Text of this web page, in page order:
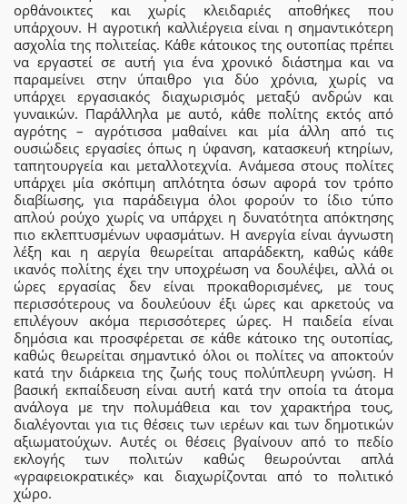
ορθάνοικτες και χωρίς κλειδαριές αποθήκες που
υπάρχουν. Η αγροτική καλλιέργεια είναι η σημαντικότερη
ασχολία της πολιτείας. Κάθε κάτοικος της ουτοπίας πρέπει
να εργαστεί σε αυτή για ένα χρονικό διάστημα και να
παραμείνει στην ύπαιθρο για δύο χρόνια, χωρίς να
υπάρχει εργασιακός διαχωρισμός μεταξύ ανδρών και
γυναικών. Παράλληλα με αυτό, κάθε πολίτης εκτός από
αγρότης – αγρότισσα μαθαίνει και μία άλλη από τις
ουσιώδεις εργασίες όπως η ύφανση, κατασκευή κτηρίων,
ταπητουργεία και μεταλλοτεχνία. Ανάμεσα στους πολίτες
υπάρχει μία σκόπιμη απλότητα όσων αφορά τον τρόπο
διαβίωσης, για παράδειγμα όλοι φορούν το ίδιο τύπο
απλού ρούχο χωρίς να υπάρχει η δυνατότητα απόκτησης
πιο εκλεπτυσμένων υφασμάτων. Η ανεργία είναι άγνωστη
λέξη και η αεργία θεωρείται απαράδεκτη, καθώς κάθε
ικανός πολίτης έχει την υποχρέωση να δουλέψει, αλλά οι
ώρες εργασίας δεν είναι προκαθορισμένες, με τους
περισσότερους να δουλεύουν έξι ώρες και αρκετούς να
επιλέγουν ακόμα περισσότερες ώρες. Η παιδεία είναι
δημόσια και προσφέρεται σε κάθε κάτοικο της ουτοπίας,
καθώς θεωρείται σημαντικό όλοι οι πολίτες να αποκτούν
κατά την διάρκεια της ζωής τους πολύπλευρη γνώση. Η
βασική εκπαίδευση είναι αυτή κατά την οποία τα άτομα
ανάλογα με την πολυμάθεια και τον χαρακτήρα τους,
διαλέγονται για τις θέσεις των ιερέων και των δημοτικών
αξιωματούχων. Αυτές οι θέσεις βγαίνουν από το πεδίο
εκλογής των πολιτών καθώς θεωρούνται απλά
«γραφειοκρατικές» και διαχωρίζονται από το πολιτικό
χώρο.